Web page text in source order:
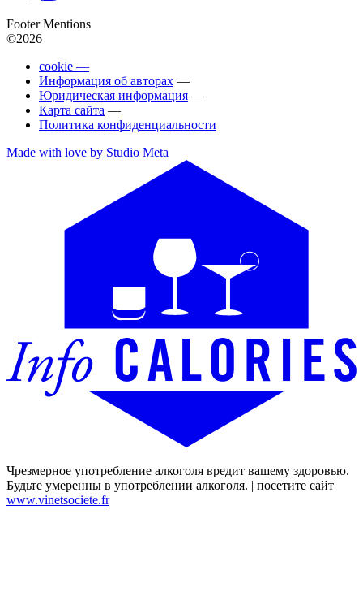
Footer Mentions
©2026
cookie —
Информация об авторах —
Юридическая информация —
Карта сайта —
Политика конфиденциальности
Made with love by Studio Meta
Чрезмерное употребление алкоголя вредит вашему здоровью.
Будьте умеренны в употреблении алкоголя. | посетите сайт
www.vinetsociete.fr